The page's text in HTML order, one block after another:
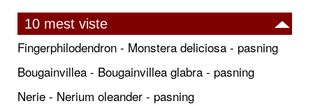
10 mest viste
Fingerphilodendron - Monstera deliciosa - pasning
Bougainvillea - Bougainvillea glabra - pasning
Nerie - Nerium oleander - pasning